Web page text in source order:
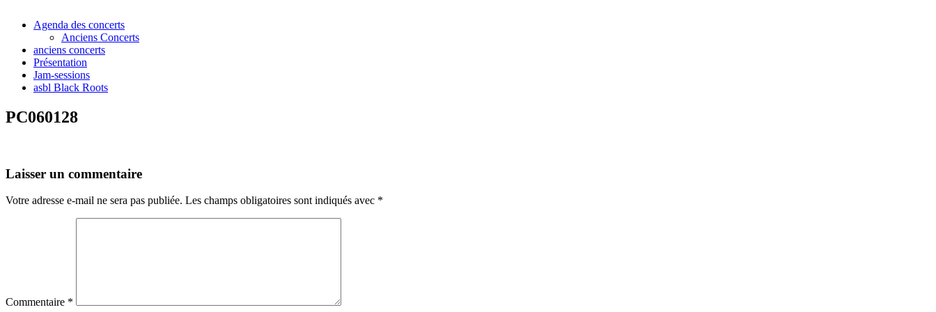
Agenda des concerts
Anciens Concerts
anciens concerts
Présentation
Jam-sessions
asbl Black Roots
PC060128
Laisser un commentaire
Votre adresse e-mail ne sera pas publiée. Les champs obligatoires sont indiqués avec *
Commentaire *